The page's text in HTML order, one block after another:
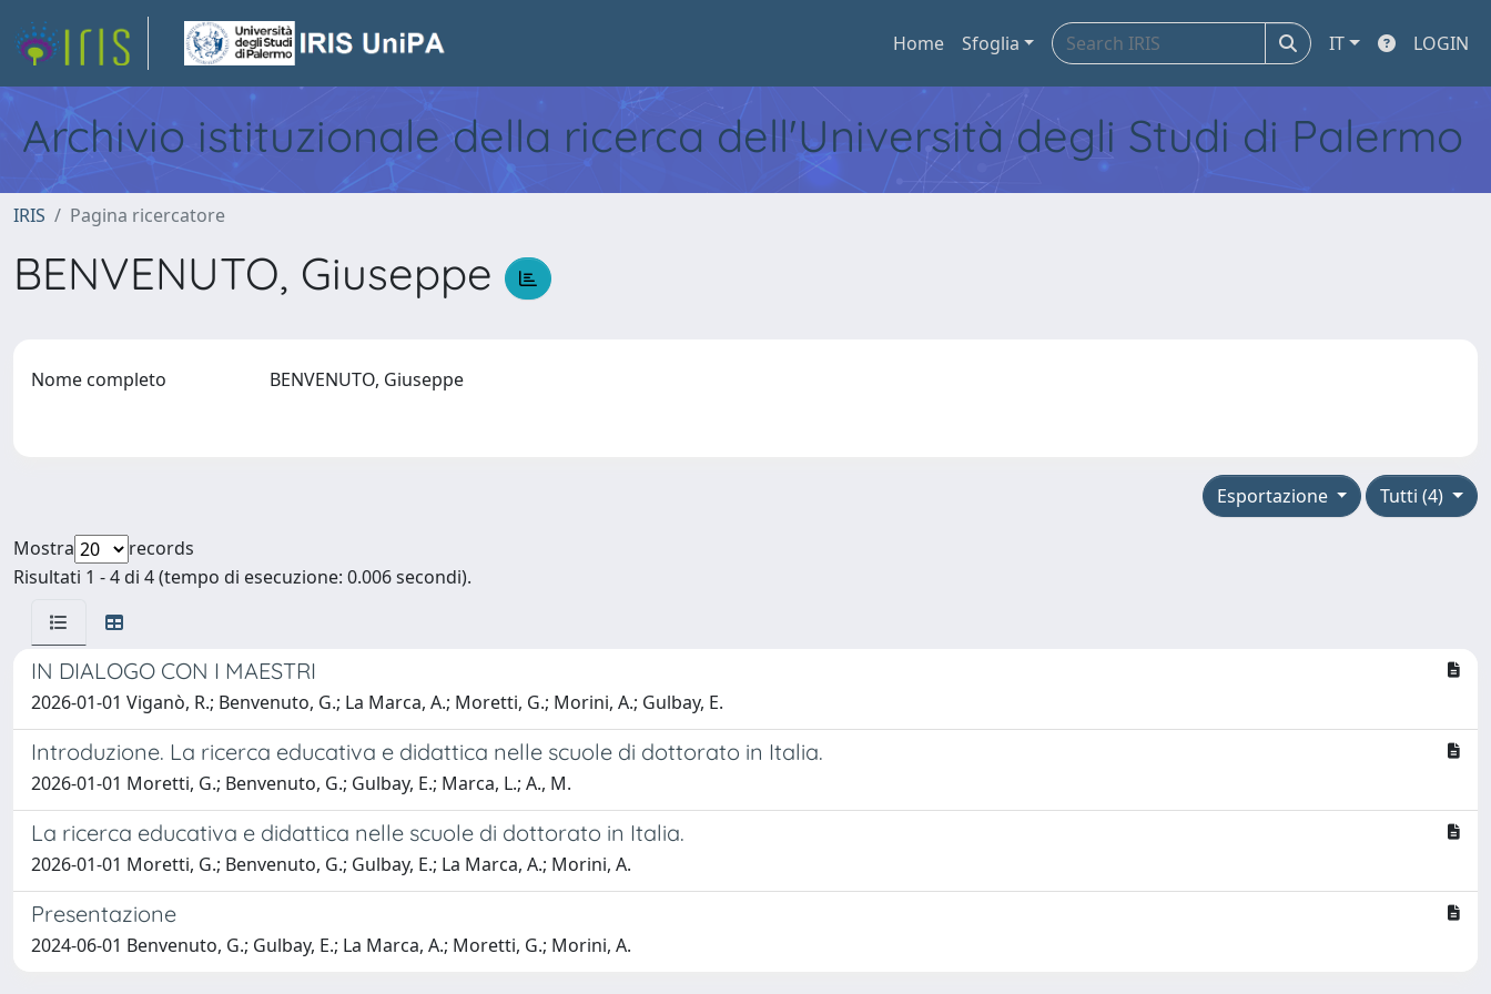
Home Sfoglia IT LOGIN
Archivio istituzionale della ricerca dell'Università degli Studi di Palermo
IRIS Pagina ricercatore
BENVENUTO, Giuseppe
Nome completo BENVENUTO, Giuseppe
Tutti (4)
Esportazione
Mostra
records
Risultati 1 - 4 di 4 (tempo di esecuzione: 0.006 secondi).
IN DIALOGO CON I MAESTRI
2026-01-01 Viganò, R.; Benvenuto, G.; La Marca, A.; Moretti, G.; Morini, A.; Gulbay, E.
Introduzione. La ricerca educativa e didattica nelle scuole di dottorato in Italia.
2026-01-01 Moretti, G.; Benvenuto, G.; Gulbay, E.; Marca, L.; A., M.
La ricerca educativa e didattica nelle scuole di dottorato in Italia.
2026-01-01 Moretti, G.; Benvenuto, G.; Gulbay, E.; La Marca, A.; Morini, A.
Presentazione
2024-06-01 Benvenuto, G.; Gulbay, E.; La Marca, A.; Moretti, G.; Morini, A.